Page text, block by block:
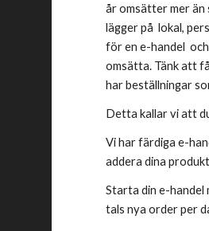
år omsätter mer än
lägger på  lokal,
för en e-handel
omsätta. Tänk att
har beställningar
Detta kallar vi att
Vi har färdiga e-
addera dina
Starta din e-handel
tals nya order per